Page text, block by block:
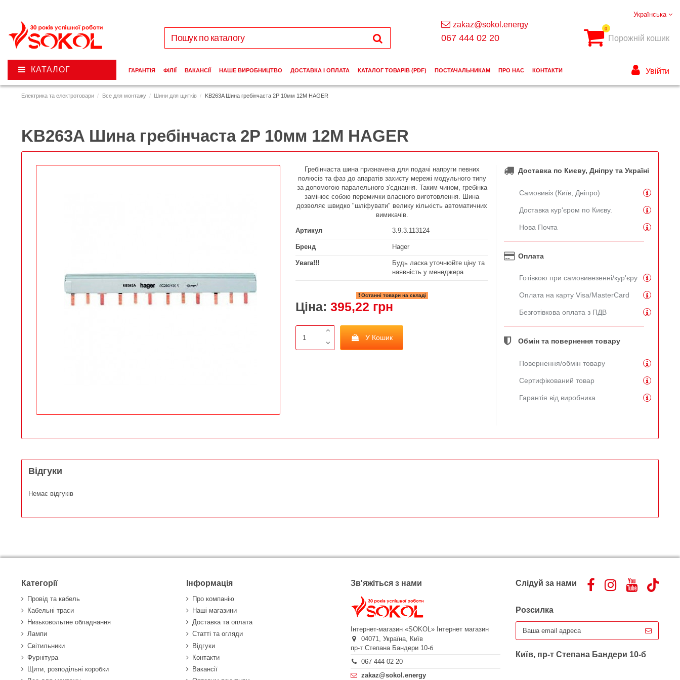
Електрика та електротовари Все для монтажу Шини для щитків KB263A Шина гребінчаста 2P 10мм 12M HAGER
KB263A Шина гребінчаста 2P 10мм 12M HAGER
Гребінчаста шина призначена для подачі напруги певних
полюсів та фаз до апаратів захисту мережі модульного типу
за допомогою паралельного з'єднання. Таким чином, гребінка
замінює собою перемички власного виготовлення. Шина
дозволяє швидко "шліфувати" велику кількість автоматичних
вимикачів.
Артикул 3.9.3.113124
Бренд Hager
Увага!!!
Будь ласка уточнюйте ціну та
наявність у менеджера
Останні товари на складі
Ціна: 395,22 грн
У Кошик
Доставка по Києву, Дніпру та Україні
Самовивіз (Київ, Дніпро)
Доставка кур'єром по Києву.
Нова Почта
Оплата
Готівкою при самовивезенні/кур'єру
Оплата на карту Visa/MasterCard
Безготівкова оплата з ПДВ
Обмін та повернення товару
Повернення/обмін товару
Сертифікований товар
Гарантія від виробника
Відгуки
Немає відгуків
Українська
zakaz@sokol.energy
067 444 02 20
0
Порожній кошик
КАТАЛОГ ГАРАНТІЯ ФІЛІЇ ВАКАНСІЇ НАШЕ ВИРОБНИЦТВО ДОСТАВКА І ОПЛАТА КАТАЛОГ ТОВАРІВ (PDF) ПОСТАЧАЛЬНИКАМ ПРО НАС КОНТАКТИ Увійти
Категорії
Провід та кабель
Кабельні траси
Низьковольтне обладнання
Лампи
Світильники
Фурнітура
Щити, розподільні коробки
Інформація
Про компанію
Наші магазини
Доставка та оплата
Статті та огляди
Відгуки
Контакти
Вакансії
Зв'яжіться з нами
Інтернет-магазин «SOKOL» Інтернет магазин
04071,Україна, Київ
пр-т Степана Бандери 10-б
067 444 02 20
zakaz@sokol.energy
Слідуй за нами
Розсилка
Київ, пр-т Степана Бандери 10-б